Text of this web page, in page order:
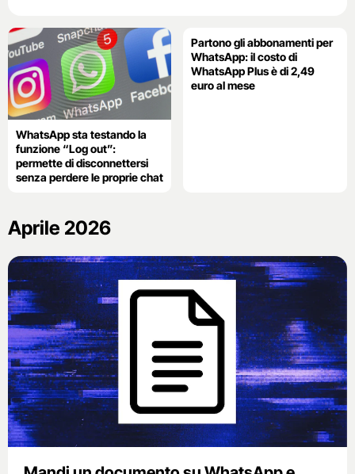
WhatsApp sta testando la
funzione “Log out”:
permette di disconnettersi
senza perdere le proprie chat
Partono gli abbonamenti per
WhatsApp: il costo di
WhatsApp Plus è di 2,49
euro al mese
Aprile 2026